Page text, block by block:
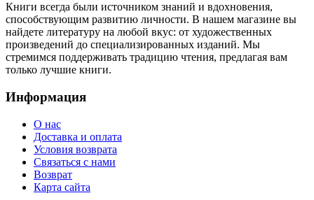
Книги всегда были источником знаний и вдохновения,
способствующим развитию личности. В нашем магазине вы
найдете литературу на любой вкус: от художественных
произведений до специализированных изданий. Мы
стремимся поддерживать традицию чтения, предлагая вам
только лучшие книги.
Информация
О нас
Доставка и оплата
Условия возврата
Связаться с нами
Возврат
Карта сайта